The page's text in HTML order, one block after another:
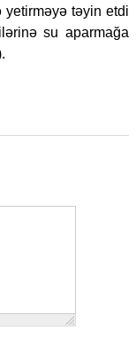
təyin etdi
su aparmağa